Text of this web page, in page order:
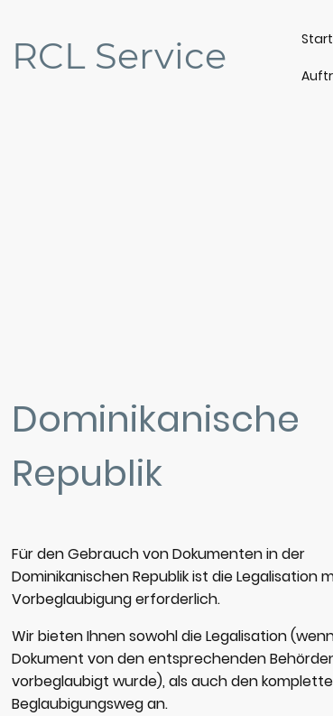
RCL Service Start
Dominikanische
Republik
Für den Gebrauch von Dokumenten in der
Dominikanischen Republik ist die Legalisation
Vorbeglaubigung erforderlich.
Wir bieten Ihnen sowohl die Legalisation
Dokument von den entsprechenden
vorbeglaubigt wurde), als auch den
Beglaubigungsweg an.